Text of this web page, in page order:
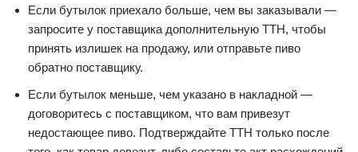
Если бутылок приехало больше, чем вы заказывали —
запросите у поставщика дополнительную ТТН, чтобы
принять излишек на продажу, или отправьте пиво
обратно поставщику.
Если бутылок меньше, чем указано в накладной —
договоритесь с поставщиком, что вам привезут
недостающее пиво. Подтверждайте ТТН только после